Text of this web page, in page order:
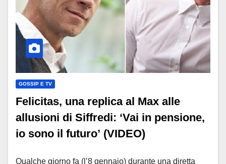
GOSSIP E TV
Felicitas, una replica al Max alle
allusioni di Siffredi: ‘Vai in pensione,
io sono il futuro’ (VIDEO)
Qualche giorno fa (l’8 gennaio) durante una diretta